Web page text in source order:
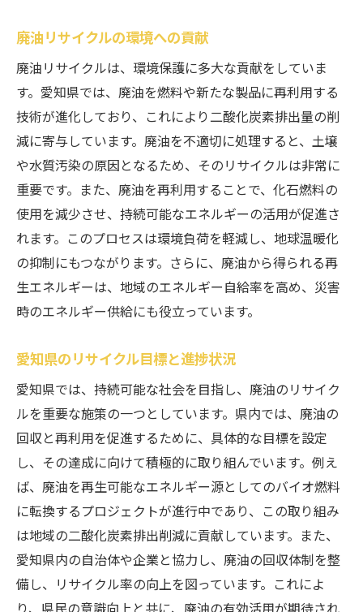
愛知県での廃油処理がもたらす経済的効果
廃油リサイクルによる雇用創出
地域経済活性化への影響
リサイクル産業の成長と展望
経済循環における廃油の役割
企業へのコスト削減効果
廃油リサイクルの経済インパクト事例
廃油リサイクルで地域社会に貢献する方法
地域住民との協力体制の構築
コミュニティイベントでの啓発活動
教育機関との連携による啓蒙
地元企業とのパートナーシップ
廃油リサイクルによる地域社会への貢献事
例
廃油リサイクルの環境への貢献
廃油リサイクルは、環境保護に多大な貢献をしていま
す。愛知県では、廃油を燃料や新たな製品に再利用する
技術が進化しており、これにより二酸化炭素排出量の削
減に寄与しています。廃油を不適切に処理すると、土壌
や水質汚染の原因となるため、そのリサイクルは非常に
重要です。また、廃油を再利用することで、化石燃料の
使用を減少させ、持続可能なエネルギーの活用が促進さ
れます。このプロセスは環境負荷を軽減し、地球温暖化
の抑制にもつながります。さらに、廃油から得られる再
生エネルギーは、地域のエネルギー自給率を高め、災害
時のエネルギー供給にも役立っています。
愛知県のリサイクル目標と進捗状況
愛知県では、持続可能な社会を目指し、廃油のリサイク
ルを重要な施策の一つとしています。県内では、廃油の
回収と再利用を促進するために、具体的な目標を設定
し、その達成に向けて積極的に取り組んでいます。例え
ば、廃油を再生可能なエネルギー源としてのバイオ燃料
に転換するプロジェクトが進行中であり、この取り組み
は地域の二酸化炭素排出削減に貢献しています。また、
愛知県内の自治体や企業と協力し、廃油の回収体制を整
備し、リサイクル率の向上を図っています。これによ
り、県民の意識向上と共に、廃油の有効活用が期待され